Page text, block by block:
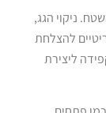
ניקוי הגג,
להצלחת
ליצירת